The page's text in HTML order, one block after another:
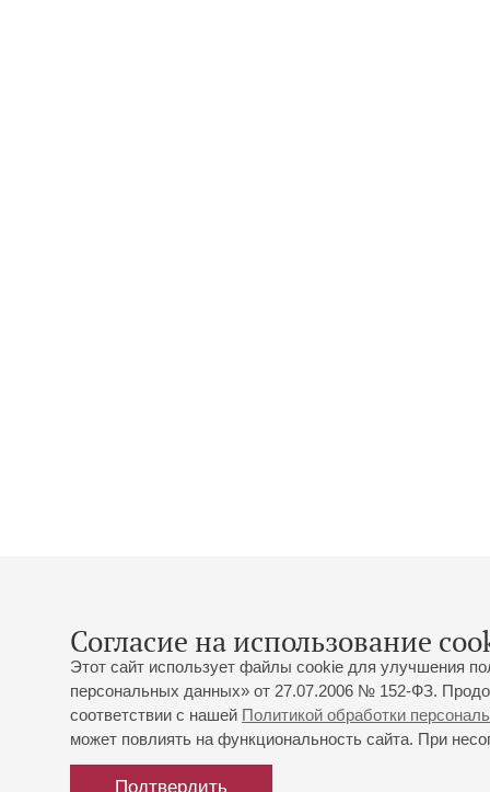
Согласие на использование
Этот сайт использует файлы cookie для улучшения
персональных данных» от 27.07.2006 № 152-ФЗ.
соответствии с нашей Политикой обработки
может повлиять на функциональность сайта. При
Подтвердить